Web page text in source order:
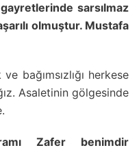
sarsılmaz
olmuştur. Mustafa
bağımsızlığı herkese
Asaletinin gölgesinde
Zafer benimdir